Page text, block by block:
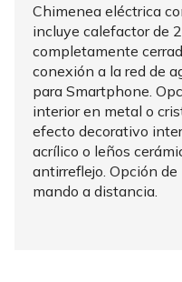
Chimenea eléctrica
incluye calefactor de
completamente
conexión a la red de
para Smartphone.
interior en metal o
efecto decorativo
acrílico o leños
antirreflejo. Opción de
mando a distancia.